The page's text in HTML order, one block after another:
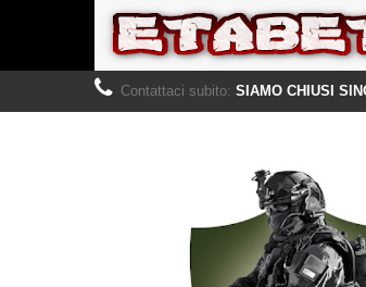
Contattaci subito: SIAMO CHIUSI